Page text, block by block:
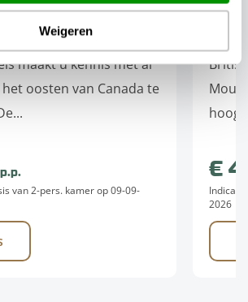
Weigeren
van Oost-
maakt u kennis met al
oosten van Canada te
p.p.
van 2-pers. kamer op 09-09-
€
2026